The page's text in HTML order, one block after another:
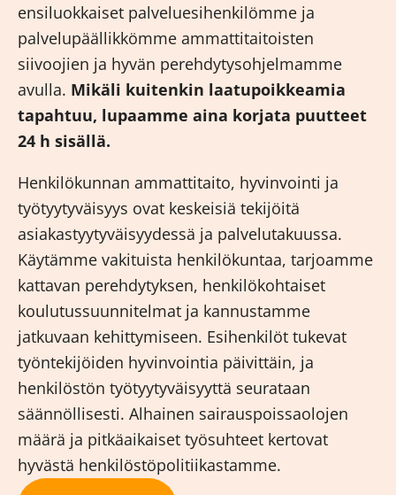
ensiluokkaiset palveluesihenkilömme ja
palvelupäällikkömme ammattitaitoisten
siivoojien ja hyvän perehdytysohjelmamme
avulla. Mikäli kuitenkin laatupoikkeamia
tapahtuu, lupaamme aina korjata puutteet
24 h sisällä.
Henkilökunnan ammattitaito, hyvinvointi ja
työtyytyväisyys ovat keskeisiä tekijöitä
asiakastyytyväisyydessä ja palvelutakuussa.
Käytämme vakituista henkilökuntaa, tarjoamme
kattavan perehdytyksen, henkilökohtaiset
koulutussuunnitelmat ja kannustamme
jatkuvaan kehittymiseen. Esihenkilöt tukevat
työntekijöiden hyvinvointia päivittäin, ja
henkilöstön työtyytyväisyyttä seurataan
säännöllisesti. Alhainen sairauspoissaolojen
määrä ja pitkäaikaiset työsuhteet kertovat
hyvästä henkilöstöpolitiikastamme.